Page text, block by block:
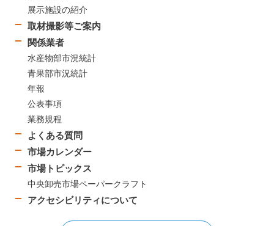
展示施設の紹介
取材撮影等ご案内
関係業者
水産物部市況統計
青果部市況統計
年報
公表事項
業務規程
よくある質問
市場カレンダー
市場トピックス
中央卸売市場ペーパークラフト
アクセシビリティについて